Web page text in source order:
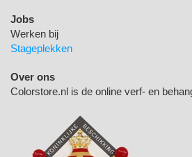
Jobs
Werken bij
Stageplekken
Over ons
Colorstore.nl is de online verf- en